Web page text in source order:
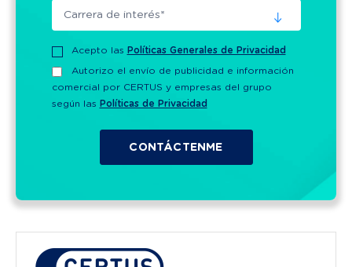
Acepto las Políticas Generales de Privacidad
Autorizo el envío de publicidad e información
comercial por CERTUS y empresas del grupo
según las Políticas de Privacidad